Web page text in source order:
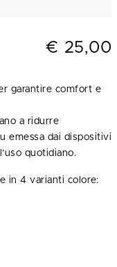
€ 25,00
garantire comfort e
a ridurre
emessa dai dispositivi
quotidiano.
in 4 varianti colore: